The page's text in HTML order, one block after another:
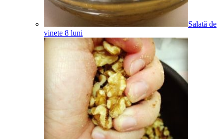
Salată de
vinete 8 luni